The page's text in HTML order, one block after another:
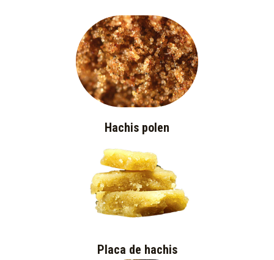
Hachis polen
Placa de hachis